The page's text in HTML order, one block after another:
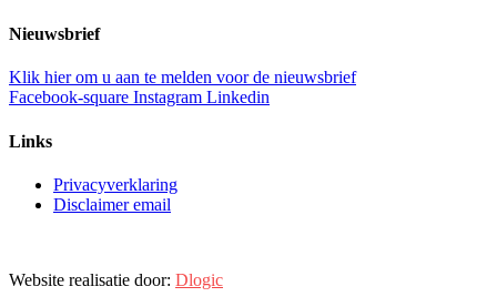
Nieuwsbrief
Klik hier om u aan te melden voor de nieuwsbrief
Facebook-square Instagram Linkedin
Links
Privacyverklaring
Disclaimer email
Website realisatie door: Dlogic